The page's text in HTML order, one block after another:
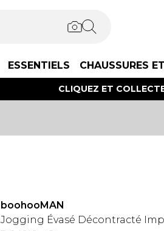
ESSENTIELS CHAUSSURES
CLIQUEZ ET
boohooMAN
Jogging Évasé Décontracté